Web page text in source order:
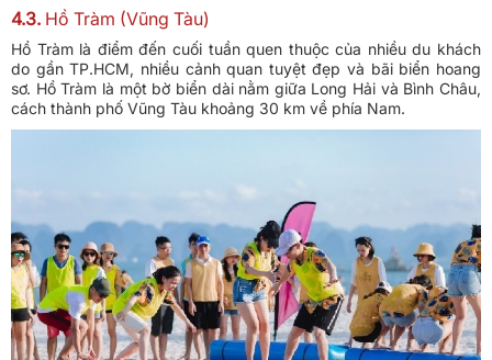
4.3. Hồ Tràm (Vũng Tàu)
Hồ Tràm là điểm đến cuối tuần quen thuộc của nhiều du khách
do gần TP.HCM, nhiều cảnh quan tuyệt đẹp và bãi biển hoang
sơ. Hồ Tràm là một bờ biển dài nằm giữa Long Hải và Bình Châu,
cách thành phố Vũng Tàu khoảng 30 km về phía Nam.